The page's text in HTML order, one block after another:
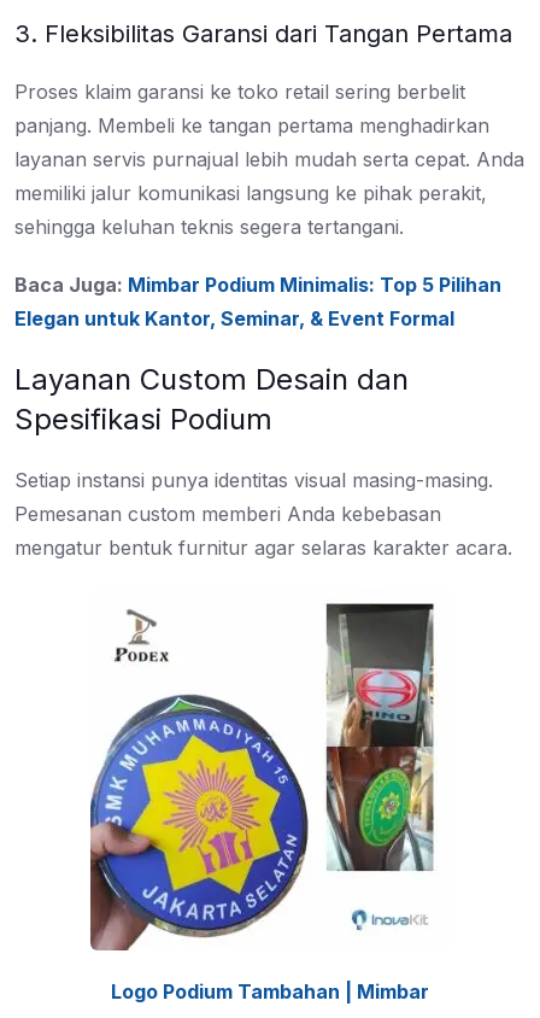
3. Fleksibilitas Garansi dari Tangan Pertama
Proses klaim garansi ke toko retail sering berbelit
panjang. Membeli ke tangan pertama menghadirkan
layanan servis purnajual lebih mudah serta cepat. Anda
memiliki jalur komunikasi langsung ke pihak perakit,
sehingga keluhan teknis segera tertangani.
Baca Juga: Mimbar Podium Minimalis: Top 5 Pilihan
Elegan untuk Kantor, Seminar, & Event Formal
Layanan Custom Desain dan
Spesifikasi Podium
Setiap instansi punya identitas visual masing-masing.
Pemesanan custom memberi Anda kebebasan
mengatur bentuk furnitur agar selaras karakter acara.
Logo Podium Tambahan | Mimbar